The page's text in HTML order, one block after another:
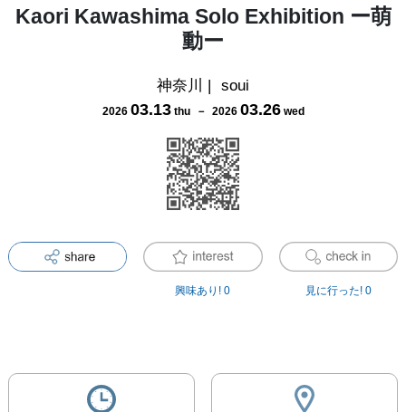
Kaori Kawashima Solo Exhibition ー萌
動ー
神奈川 | soui
2026 03.13 thu－ 2026 03.26 wed
興味あり! 0 見に行った! 0